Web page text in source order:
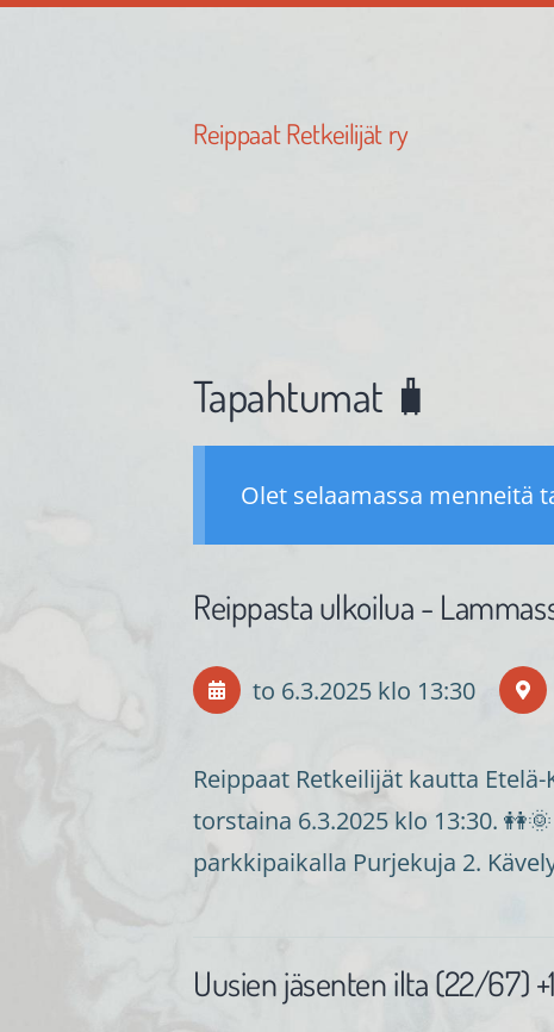
Reippaat Retkeilijät ry
Tapahtumat 🧳
Olet selaamassa menneitä
Reippasta ulkoilua -
to 6.3.2025 klo 13:30
Reippaat Retkeilijät kautta
torstaina 6.3.2025 klo 13:30.
parkkipaikalla Purjekuja 2.
Uusien jäsenten ilta (22/67)